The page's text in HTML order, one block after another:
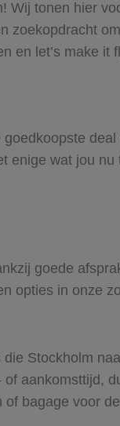
Wij tonen hier
zoekopdracht
en let’s make it
enige wat jou
goede
opties in onze
Stockholm
aankomsttijd,
bagage voor